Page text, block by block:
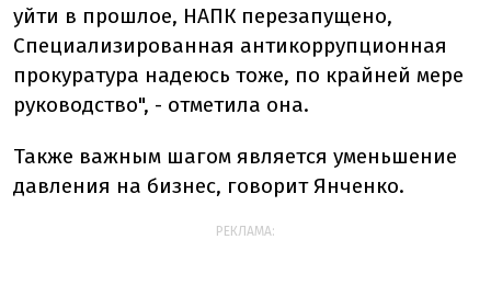
уйти в прошлое, НАПК перезапущено,
Специализированная антикоррупционная
прокуратура надеюсь тоже, по крайней мере
руководство", - отметила она.
Также важным шагом является уменьшение
давления на бизнес, говорит Янченко.
РЕКЛАМА: